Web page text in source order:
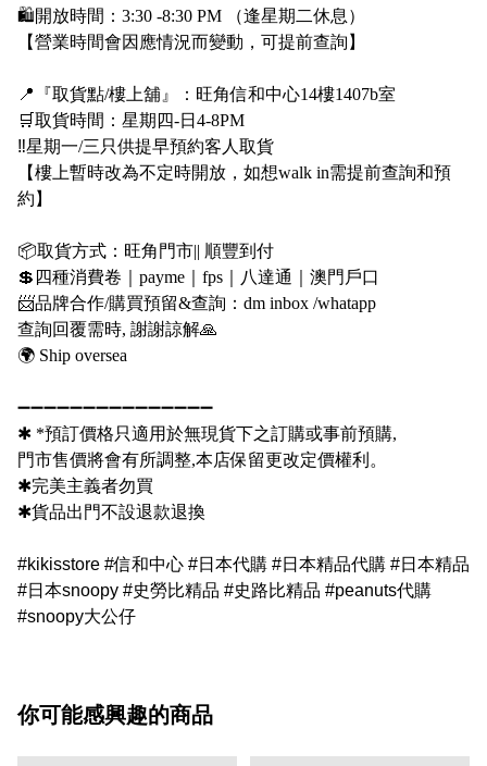
🛍開放時間： 3:30 -8:30 PM
（逢星期二休息）
【營業時間會因應情況而變動，可提前查詢】
📍 『取貨點/樓上舖』：旺角信和中心14樓1407b室
🛒取貨時間：星期四-日 4-8PM
‼️星期一/三只供提早預約客人取貨
【樓上暫時改為不定時開放，如想walk in需提前查詢和預
約】
📦取貨方式：旺角門市|| 順豐到付
💲 四種消費卷｜ payme fps ｜八達通｜澳門戶口
📨品牌合作/購買預留&查詢： dm inbox /whatapp
查詢回覆需時, 謝謝諒解🙏
🌍 Ship oversea
➖➖➖➖➖➖➖➖➖➖➖➖➖➖➖
✱ *預訂價格只適用於無現貨下之訂購或事前預購,
門市售價將會有所調整,本店保留更改定價權利。
✱完美主義者勿買
✱貨品出門不設退款退換
#kikisstore #信和中心 #日本代購 #日本精品代購 #日本精品
#日本snoopy #史勞比精品 #史路比精品 #peanuts代購
#snoopy大公仔
你可能感興趣的商品